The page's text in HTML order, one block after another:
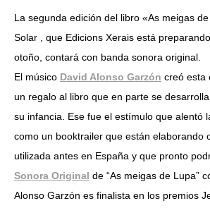
La segunda edición del libro «As meigas
Solar , que Edicions Xerais está
otoño, contará con banda sonora original.
El músico David Alonso Garzón creó esta
un regalo al libro que en parte se
su infancia. Ese fue el estímulo que alentó
como un booktrailer que están elaborando
utilizada antes en España y que pronto
Sonora Original de “As meigas de Lupa”
Alonso Garzón es finalista en los premios